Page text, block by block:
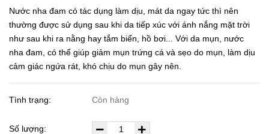
Nước nha đam có tác dụng làm dịu, mát da ngay tức thì nên
thường được sử dụng sau khi da tiếp xúc với ánh nắng mặt trời
như sau khi ra nằng hay tắm biển, hồ bơi... Với da mụn, nước
nha đam, có thể giúp giảm mụn trứng cá và sẹo do mụn, làm dịu
cảm giác ngứa rát, khó chịu do mụn gây nên.
Tình trạng: Còn hàng
Số lượng: